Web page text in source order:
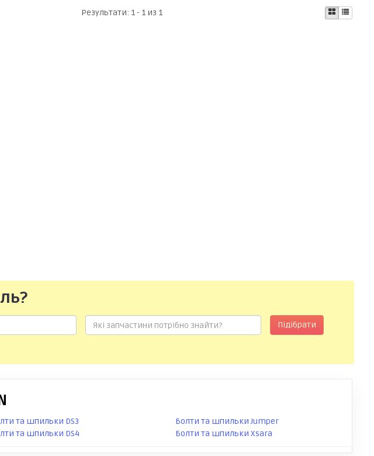
Результати: 1 - 1 из 1
Підібрати
та шпильки DS3
та шпильки DS4
Болти та шпильки Jumper
Болти та шпильки Xsara